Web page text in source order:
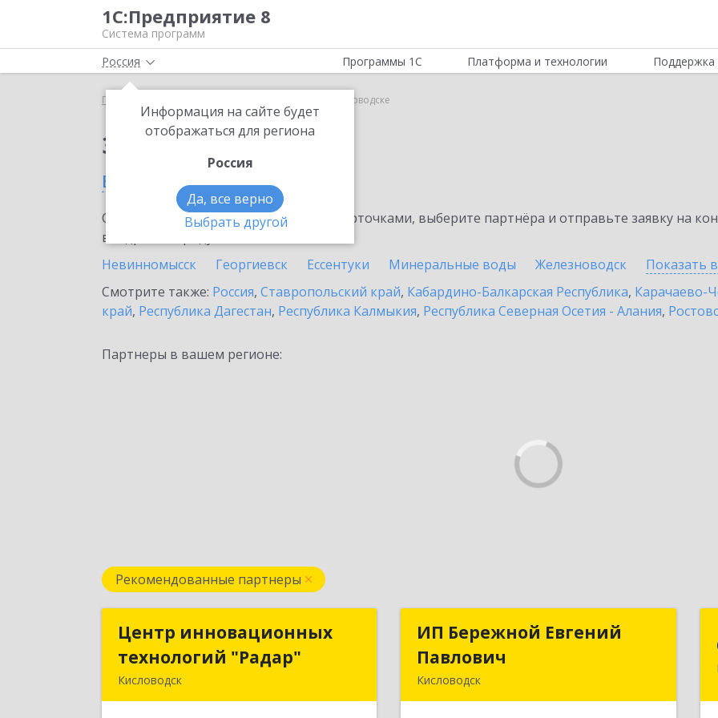
1С:Предприятие 8
Система программ
Россия
Информация на сайте будет
отображаться для региона
Россия
Да, все верно
Выбрать другой
Программы 1С Платформа и технологии Поддержка
Главная 1C-UMI в Кисловодске
Заказать 1C-UMI
в Кисловодске
Ознакомьтесь с информационными карточками, выберите партнёра и отправьте заявку на
внедрение продукта.
Невинномысск
Георгиевск Ессентуки Минеральные воды Железноводск Показать
Смотрите также: Россия, Ставропольский край, Кабардино-Балкарская Республика, Карачаево-
край, Республика Дагестан, Республика Калмыкия, Республика Северная Осетия - Алания,
Партнеры в вашем регионе:
Рекомендованные партнеры
Центр инновационных
технологий "Радар"
Кисловодск
Центр инновационных
технологий "Радар"
ИП Бережной Евгений
Павлович
Кисловодск
ИП Бережной Евгений